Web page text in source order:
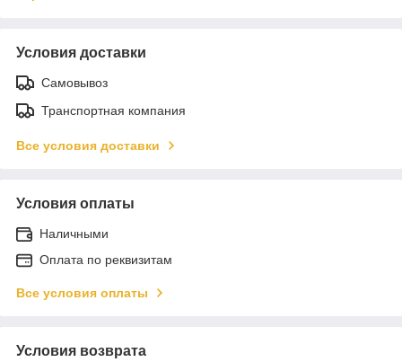
Условия доставки
Самовывоз
Транспортная компания
Все условия доставки
Условия оплаты
Наличными
Оплата по реквизитам
Все условия оплаты
Условия возврата